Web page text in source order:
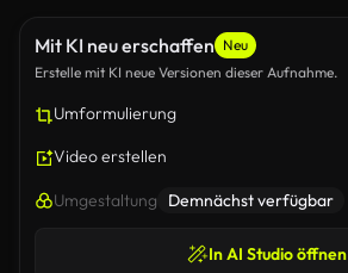
Mit KI neu erschaffen Neu
Erstelle mit KI neue Versionen dieser Aufnahme.
Umformulierung
Video erstellen
Umgestaltung Demnächst verfügbar
In AI Studio öffnen